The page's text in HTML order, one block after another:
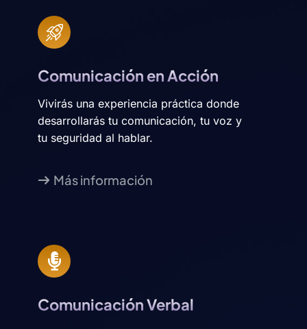
Comunicación en Acción
Vivirás una experiencia práctica donde
desarrollarás tu comunicación, tu voz y
tu seguridad al hablar.
Más información
Comunicación Verbal